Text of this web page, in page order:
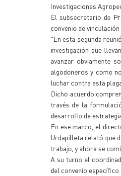
Investigaciones
El subsecretario de
convenio de
"En esta segunda
investigación que
avanzar obviamente
algodoneros y como
luchar contra esta
Dicho acuerdo
través de la
desarrollo de
En ese marco, el
Urdapilleta relató que
trabajo, y ahora se
A su turno el
del convenio